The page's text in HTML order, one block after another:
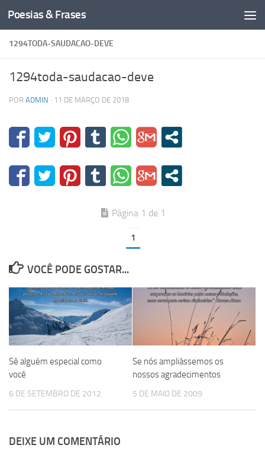
Skip to content
Poesias & Frases
1294TODA-SAUDACAO-DEVE
1294toda-saudacao-deve
POR ADMIN · 11 DE MARÇO DE 2018
Página 1 de 1
1
VOCÊ PODE GOSTAR...
Sê alguém especial como
você
6 DE SETEMBRO DE 2012
Se nós ampliássemos os
nossos agradecimentos
5 DE MAIO DE 2009
DEIXE UM COMENTÁRIO